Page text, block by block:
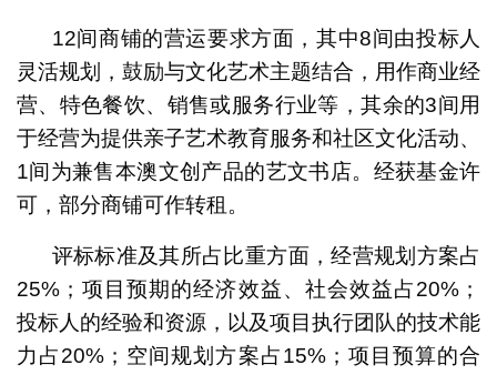
12间商铺的营运要求方面，其中8间由投标人
灵活规划，鼓励与文化艺术主题结合，用作商业经
营、特色餐饮、销售或服务行业等，其余的3间用
于经营为提供亲子艺术教育服务和社区文化活动、
1间为兼售本澳文创产品的艺文书店。经获基金许
可，部分商铺可作转租。
评标标准及其所占比重方面，经营规划方案占
25%；项目预期的经济效益、社会效益占20%；
投标人的经验和资源，以及项目执行团队的技术能
力占20%；空间规划方案占15%；项目预算的合